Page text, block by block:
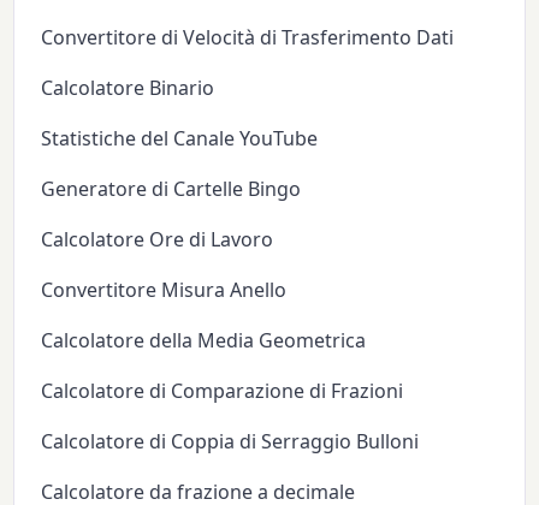
Convertitore di Velocità di Trasferimento Dati
Calcolatore Binario
Statistiche del Canale YouTube
Generatore di Cartelle Bingo
Calcolatore Ore di Lavoro
Convertitore Misura Anello
Calcolatore della Media Geometrica
Calcolatore di Comparazione di Frazioni
Calcolatore di Coppia di Serraggio Bulloni
Calcolatore da frazione a decimale